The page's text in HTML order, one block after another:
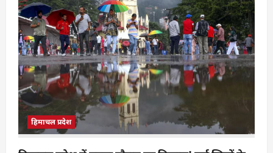
हिमाचल प्रदेश